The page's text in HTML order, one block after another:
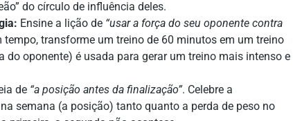
do círculo de influência deles.
Ensine a lição de “usar a força do seu oponente contra
tempo, transforme um treino de 60 minutos em um treino
do oponente) é usada para gerar um treino mais intenso e
de “a posição antes da finalização”. Celebre a
semana (a posição) tanto quanto a perda de peso no